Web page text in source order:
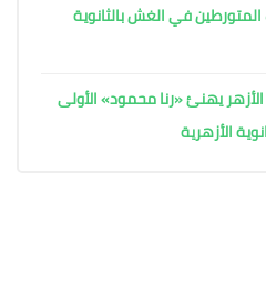
المتورطين في الغش بالثانوية
يهنئ «رنا محمود» الأولى
الأزهرية